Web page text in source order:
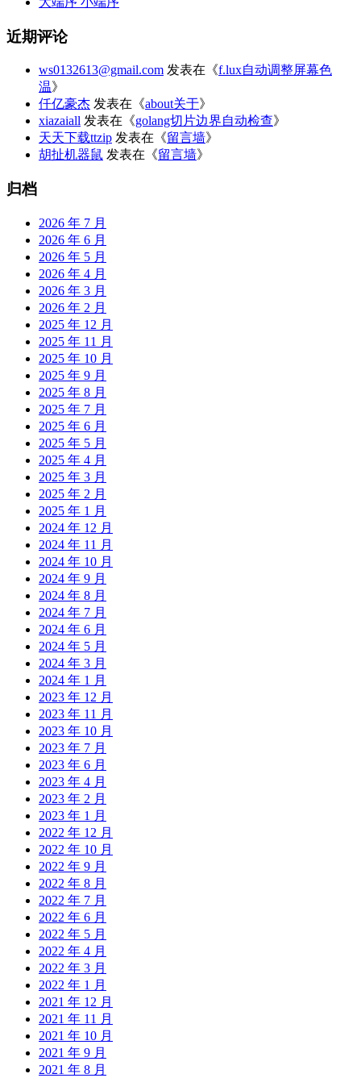
近期评论
ws0132613@gmail.com 发表在《f.lux自动调整屏幕色
温》
仟亿豪杰 发表在《about关于》
xiazaiall 发表在《golang切片边界自动检查》
天天下载ttzip 发表在《留言墙》
胡扯机器鼠 发表在《留言墙》
归档
2026 年 7 月
2026 年 6 月
2026 年 5 月
2026 年 4 月
2026 年 3 月
2026 年 2 月
2025 年 12 月
2025 年 11 月
2025 年 10 月
2025 年 9 月
2025 年 8 月
2025 年 7 月
2025 年 6 月
2025 年 5 月
2025 年 4 月
2025 年 3 月
2025 年 2 月
2025 年 1 月
2024 年 12 月
2024 年 11 月
2024 年 10 月
2024 年 9 月
2024 年 8 月
2024 年 7 月
2024 年 6 月
2024 年 5 月
2024 年 3 月
2024 年 1 月
2023 年 12 月
2023 年 11 月
2023 年 10 月
2023 年 7 月
2023 年 6 月
2023 年 4 月
2023 年 2 月
2023 年 1 月
2022 年 12 月
2022 年 10 月
2022 年 9 月
2022 年 8 月
2022 年 7 月
2022 年 6 月
2022 年 5 月
2022 年 4 月
2022 年 3 月
2022 年 1 月
2021 年 12 月
2021 年 11 月
2021 年 10 月
2021 年 9 月
2021 年 8 月